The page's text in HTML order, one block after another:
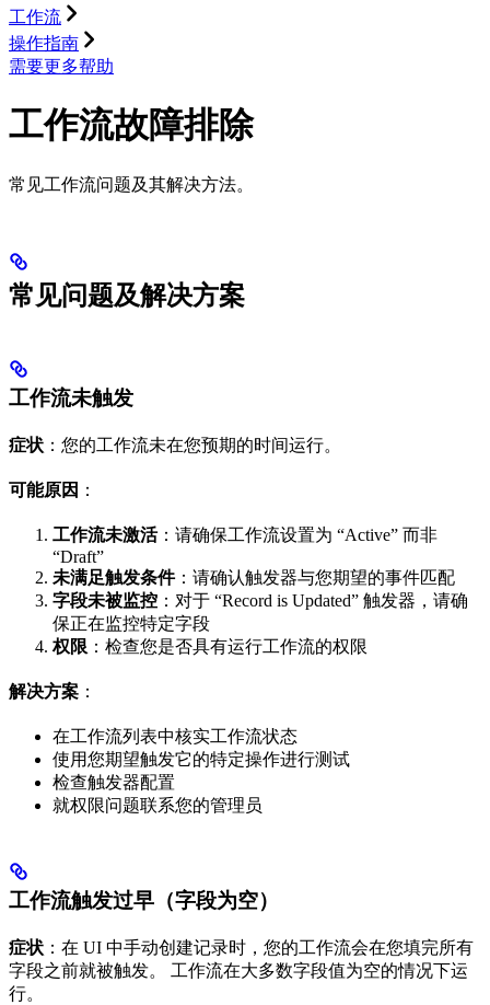
工作流
操作指南
需要更多帮助
工作流故障排除
常见工作流问题及其解决方法。
常见问题及解决方案
工作流未触发
症状 ：您的工作流未在您预期的时间运行。
可能原因 ：
工作流未激活：请确保工作流设置为 “Active” 而非
“Draft”
未满足触发条件：请确认触发器与您期望的事件匹配
字段未被监控 ：对于 “Record is Updated” 触发器，请确
保正在监控特定字段
权限 ：检查您是否具有运行工作流的权限
解决方案 ：
在工作流列表中核实工作流状态
使用您期望触发它的特定操作进行测试
检查触发器配置
就权限问题联系您的管理员
工作流触发过早（字段为空）
症状 ：在 UI 中手动创建记录时，您的工作流会在您填完所有
字段之前就被触发。 工作流在大多数字段值为空的情况下运
行。